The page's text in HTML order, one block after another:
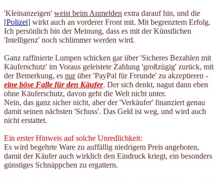
'Kleinanzeigen' weist beim Anmelden extra darauf hin, und die
[Polizei] wirkt auch an vorderer Front mit. Mit begrenztem Erfolg.
Ich persönlich bin der Meinung, dass es mit der Künstlichen
'Intelligenz' noch schlimmer werden wird.
Ganz raffinierte Lumpen schicken gar über 'Sicheres Bezahlen mit
Käuferschutz' im Voraus geleistete Zahlung 'großzügig' zurück, mit
der Bemerkung, es nurüber 'PayPal für Freunde' zu akzeptieren -
eine böse Falle für den Käufer. Der sich denkt, nagut dann eben
ohne Käuferschutz, davon geht die Welt nicht unter.
Nein, das ganz sicher nicht, aber der 'Verkäufer' finanziert genau
damit seinen nächsten 'Schuss'. Das Geld ist weg, und wird auch
nicht erstattet.
Ein erster Hinweis auf solche Unredlichkeit:
Es wird begehrte Ware zu auffällig niedrigem Preis angeboten,
damit der Käufer auch wirklich den Eindruck kriegt, ein besonders
günstiges Schnäppchen zu ergattern.